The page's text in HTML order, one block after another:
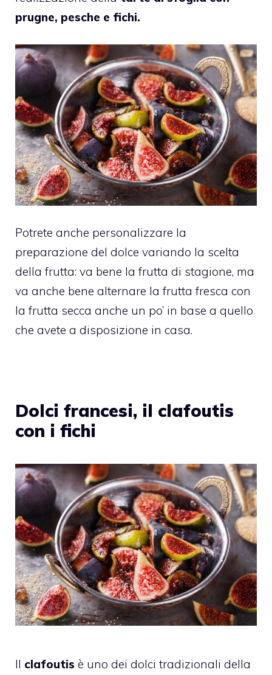
prugne, pesche e fichi.
Potrete anche personalizzare la
preparazione del dolce variando la scelta
della frutta: va bene la frutta di stagione, ma
va anche bene alternare la frutta fresca con
la frutta secca anche un po’ in base a quello
che avete a disposizione in casa.
Dolci francesi, il clafoutis
con i fichi
Il clafoutis è uno dei dolci tradizionali della